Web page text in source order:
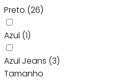
Preto (26)
Azul (1)
Azul Jeans (3)
Tamanho